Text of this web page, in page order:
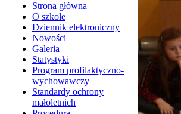
Strona główna
O szkole
Dziennik elektroniczny
Nowości
Galeria
Statystyki
Program profilaktyczno-
wychowawczy
Standardy ochrony
małoletnich